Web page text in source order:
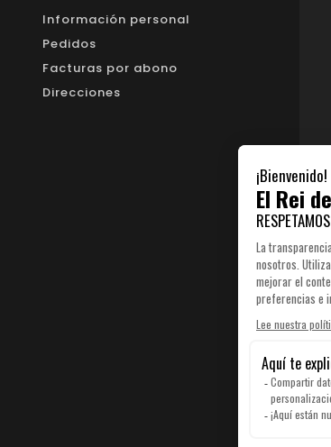
Información personal
Pedidos
Facturas por abono
Direcciones